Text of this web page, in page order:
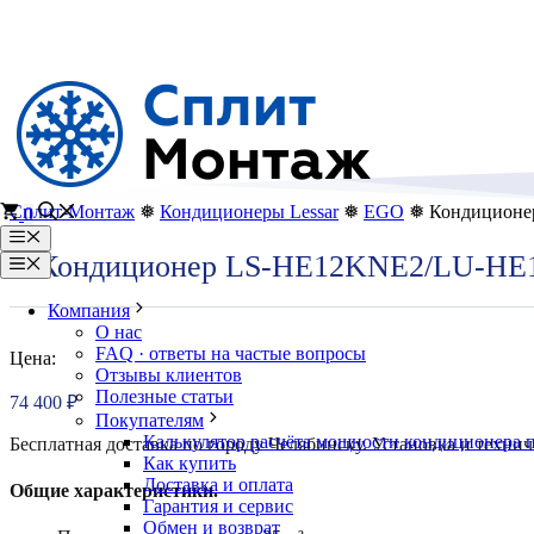
0
Меню
Меню
Компания
О нас
FAQ · ответы на частые вопросы
Отзывы клиентов
Полезные статьи
Покупателям
Калькулятор расчёта мощности кондиционера
Как купить
Доставка и оплата
Гарантия и сервис
Обмен и возврат
Сплит-Монтаж ❅ Кондиционеры Lessar❅ EGO ❅
Кондиционер LS-HE12KNE2/LU-
Цена:
74 400 ₽
Бесплатная доставка по городу Челябинску. Установка и
Общие характеристики.